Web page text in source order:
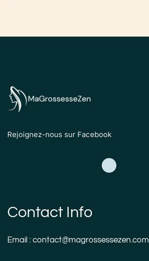
Rejoignez-nous sur Facebook
Contact Info
Email : contact@magrossessezen.com